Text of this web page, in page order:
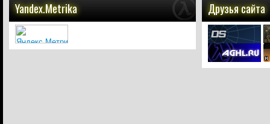
Yandex.Metrika Друзья сайта